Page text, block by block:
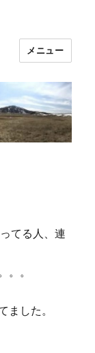
メニュー
てる人、連
。。
ました。